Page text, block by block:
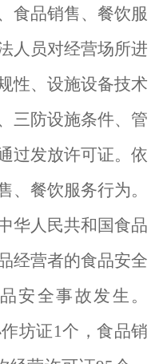
食品销售、餐饮服
人员对经营场所进
性、设施设备技术
三防设施条件、管
过发放许可证。 依
、餐饮服务行为。
华人民共和国食品
经营者的食品安全
安全事故发生。
坊证1个，食品销